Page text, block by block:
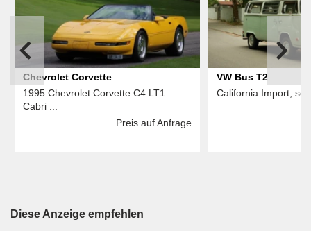
Chevrolet Corvette
1995 Chevrolet Corvette C4 LT1
Cabri ...
Preis auf Anfrage
VW Bus T2
California Import,
Diese Anzeige empfehlen